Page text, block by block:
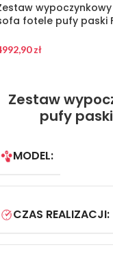
fotele pufy paski
zł
Zestaw
pufy
MODEL:
CZAS REALIZACJI: